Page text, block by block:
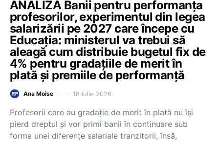
ANALIZĂ Banii pentru performanța
profesorilor, experimentul din legea
salarizării pe 2027 care începe cu
Educația: ministerul va trebui să
aleagă cum distribuie bugetul fix de
4% pentru gradațiile de merit în
plată și premiile de performanță
Ana Moise 18 iulie 2026
Profesorii care au gradație de merit în plată nu își
pierd dreptul și vor primi banii în continuare sub
forma unei diferențe salariale tranzitorii, însă,